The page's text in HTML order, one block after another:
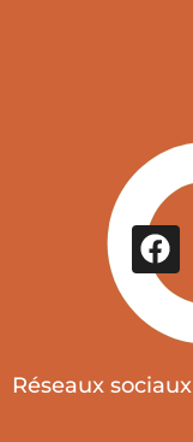
Réseaux sociaux